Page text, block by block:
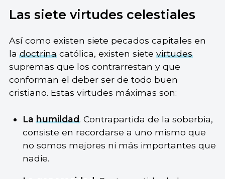
Las siete virtudes celestiales
Así como existen siete pecados capitales en
ladoctrinacatólica, existen sietevirtudes
supremas que los contrarrestan y que
conforman el deber ser de todo buen
cristiano. Estas virtudes máximas son:
Lahumildad. Contrapartida de la soberbia,
consiste en recordarse a uno mismo que
no somos mejores ni más importantes que
nadie.